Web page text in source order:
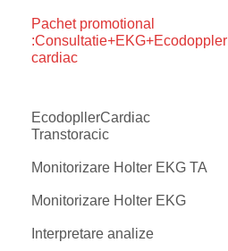
Pachet promotional
:Consultatie+EKG+Ecodoppler
cardiac
EcodopllerCardiac
Transtoracic
Monitorizare Holter EKG TA
Monitorizare Holter EKG
Interpretare analize